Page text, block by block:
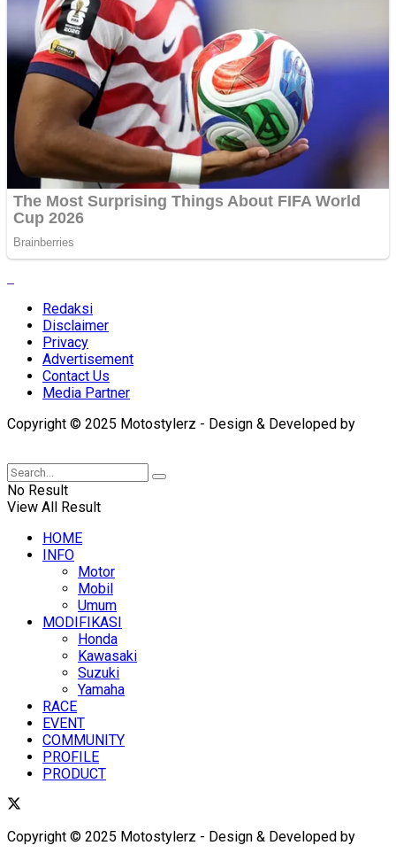
Redaksi
Disclaimer
Privacy
Advertisement
Contact Us
Media Partner
Copyright © 2025 Motostylerz - Design & Developed by
No Result
View All Result
HOME
INFO
Motor
Mobil
Umum
MODIFIKASI
Honda
Kawasaki
Suzuki
Yamaha
RACE
EVENT
COMMUNITY
PROFILE
PRODUCT
Copyright © 2025 Motostylerz - Design & Developed by